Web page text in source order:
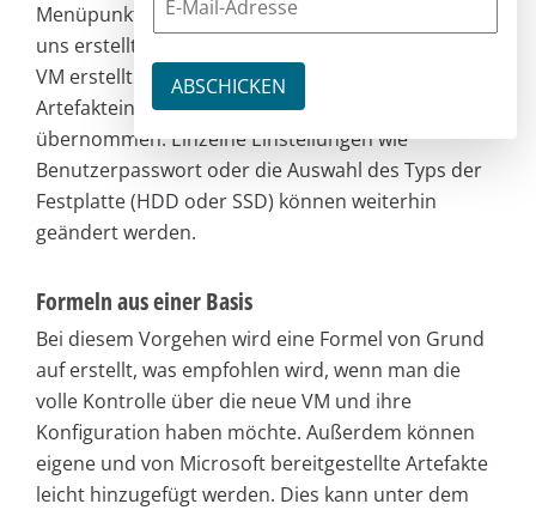
Menüpunkt
Formelnaus und finden dort die von
uns erstellte Formel. Wenn eine Formel aus einer
VM erstellt wurde, dann werden auch sämtliche
Artefakteinstellungen aus der VM in die Formel
übernommen. Einzelne Einstellungen wie
Benutzerpasswort oder die Auswahl des Typs der
Festplatte (HDD oder SSD) können weiterhin
geändert werden.
Formeln aus einer Basis
Bei diesem Vorgehen wird eine Formel von Grund
auf erstellt, was empfohlen wird, wenn man die
volle Kontrolle über die neue VM und ihre
Konfiguration haben möchte. Außerdem können
eigene und von Microsoft bereitgestellte Artefakte
leicht hinzugefügt werden. Dies kann unter dem